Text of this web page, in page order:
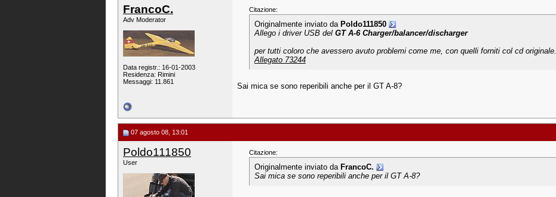
FrancoC.
Adv Moderator
Data registr.: 16-01-2003
Residenza: Rimini
Messaggi: 11.861
Citazione:
Originalmente inviato da Poldo111850
Allego i driver USB del GT A-6 Charger/balancer/discharger
per tutti coloro che avessero avuto problemi come me, con quelli forniti col cd originale.
Allegato 73244
Sai mica se sono reperibili anche per il GT A-8?
07 agosto 08, 13:01
Poldo111850
User
Citazione:
Originalmente inviato da FrancoC.
Sai mica se sono reperibili anche per il GT A-8?